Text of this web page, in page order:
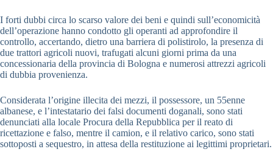
I forti dubbi circa lo scarso valore dei beni e quindi sull’economicità
dell’operazione hanno condotto gli operanti ad approfondire il
controllo, accertando, dietro una barriera di polistirolo, la presenza di
due trattori agricoli nuovi, trafugati alcuni giorni prima da una
concessionaria della provincia di Bologna e numerosi attrezzi agricoli
di dubbia provenienza.
Considerata l’origine illecita dei mezzi, il possessore, un 55enne
albanese, e l’intestatario dei falsi documenti doganali, sono stati
denunciati alla locale Procura della Repubblica per il reato di
ricettazione e falso, mentre il camion, e il relativo carico, sono stati
sottoposti a sequestro, in attesa della restituzione ai legittimi proprietari.